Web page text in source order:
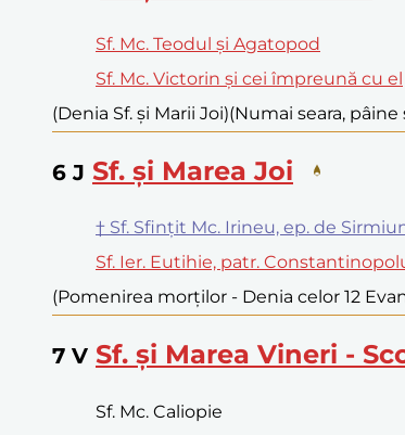
Sf. Mc. Teodul și Agatopod
Sf. Mc. Victorin și cei împreună cu el
(Denia Sf. și Marii Joi)(Numai seara,
6 J Sf. și Marea Joi
† Sf. Sfințit Mc. Irineu, ep. de
Sf. Ier. Eutihie, patr.
(Pomenirea morților - Denia celor 12
7 V Sf. și Marea Vineri -
Sf. Mc. Caliopie